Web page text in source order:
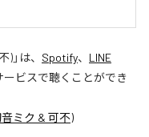
)」は、 Spotify、 LINE
ビスで聴くことができ
ミク & 可不)